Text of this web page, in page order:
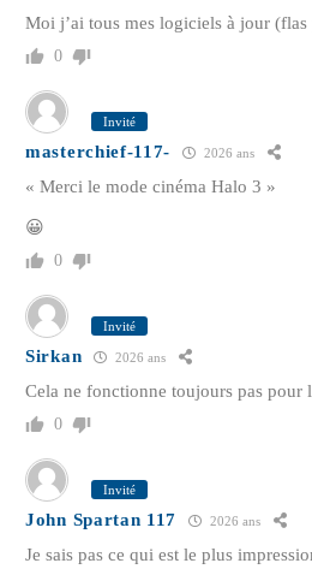
Moi j’ai tous mes logiciels à jour
0
Invité
masterchief-117- 2026 ans
« Merci le mode cinéma Halo 3 »
😀
0
Invité
Sirkan 2026 ans
Cela ne fonctionne toujours pas pour
0
Invité
John Spartan 117 2026 ans
Je sais pas ce qui est le plus